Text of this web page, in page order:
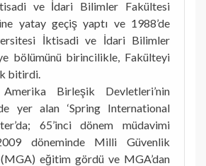
ve İdari Bilimler Fakültesi
yatay geçiş yaptı ve 1988’de
İktisadi ve İdari Bilimler
bölümünü birincilikle, Fakülteyi
bitirdi.
Birleşik Devletleri’nin
yer alan ‘Spring International
65’inci dönem müdavimi
döneminde Milli Güvenlik
(MGA) eğitim gördü ve MGA’dan